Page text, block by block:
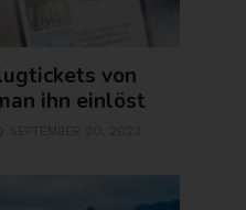
von
ihn einlöst